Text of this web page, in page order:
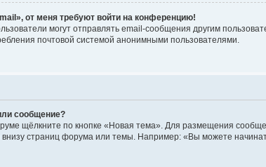
от меня требуют войти на конференцию!
могут отправлять email-сообщения другим
почтовой системой анонимными пользователями.
сообщение?
щёлкните по кнопке «Новая тема». Для размещения
внизу страниц форума или темы. Например: «Вы можете